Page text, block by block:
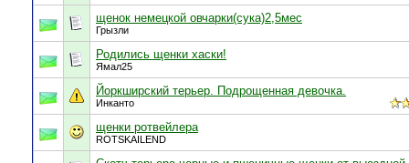
щенок немецкой овчарки(сука)2,5мес
Грызли
Родились щенки хаски!
Ямал25
Йоркширский терьер. Подрощенная девочка.
Инканто
щенки ротвейлера
ROTSKAILEND